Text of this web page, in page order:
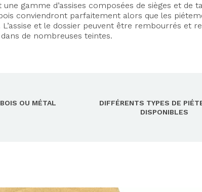
une gamme d’assises composées de sièges et de
conviendront parfaitement alors que les
L’assise et le dossier peuvent être rembourrés et
de nombreuses teintes.
OU MÉTAL
DIFFÉRENTS TYPES DE
DISPONIBLES